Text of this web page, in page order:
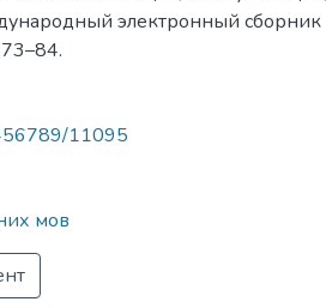
электронный сборник
11095
мов